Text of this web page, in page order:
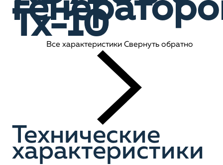
Tx-10
Все характеристики Свернуть обратно
Технические
характеристики